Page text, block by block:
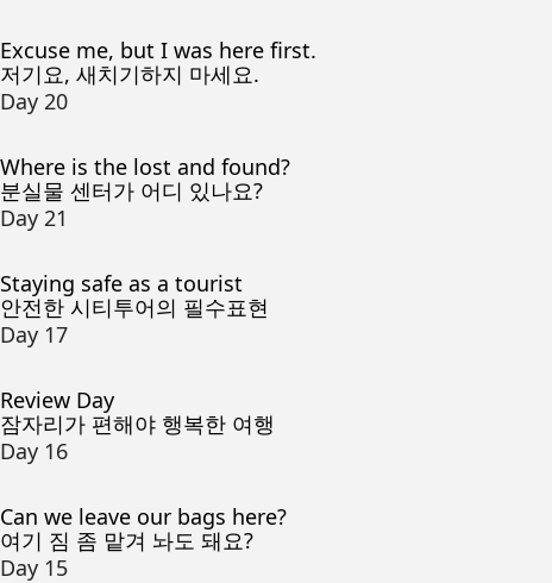
Excuse me, but I was here first.
저기요, 새치기하지 마세요.
Day 20
Where is the lost and found?
분실물 센터가 어디 있나요?
Day 21
Staying safe as a tourist
안전한 시티투어의 필수표현
Day 17
Review Day
잠자리가 편해야 행복한 여행
Day 16
Can we leave our bags here?
여기 짐 좀 맡겨 놔도 돼요?
Day 15